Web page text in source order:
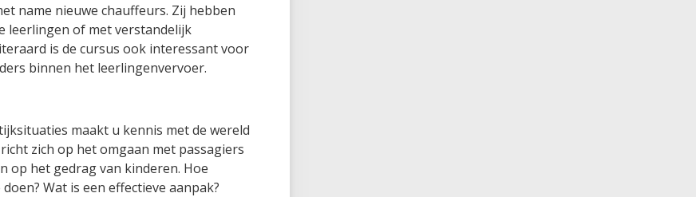
name nieuwe chauffeurs. Zij hebben
leerlingen of met verstandelijk
is de cursus ook interessant voor
binnen het leerlingenvervoer.
maakt u kennis met de wereld
zich op het omgaan met passagiers
op het gedrag van kinderen. Hoe
Wat is een effectieve aanpak?